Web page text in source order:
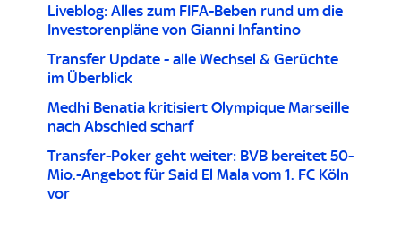
Liveblog: Alles zum FIFA-Beben rund um die
Investorenpläne von Gianni Infantino
Transfer Update - alle Wechsel & Gerüchte
im Überblick
Medhi Benatia kritisiert Olympique Marseille
nach Abschied scharf
Transfer-Poker geht weiter: BVB bereitet 50-
Mio.-Angebot für Said El Mala vom 1. FC Köln
vor